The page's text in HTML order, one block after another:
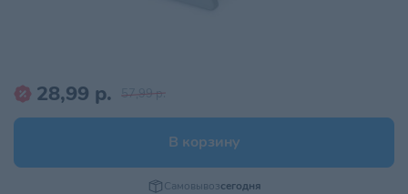
28,99 р. 57,99 р.
В корзину
Самовывозсегодня